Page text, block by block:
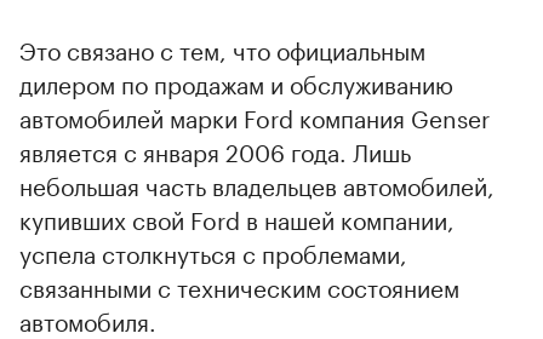
Это связано с тем, что официальным
дилером по продажам и обслуживанию
автомобилей марки Ford компания Genser
является с января 2006 года. Лишь
небольшая часть владельцев автомобилей,
купивших свой Ford в нашей компании,
успела столкнуться с проблемами,
связанными с техническим состоянием
автомобиля.